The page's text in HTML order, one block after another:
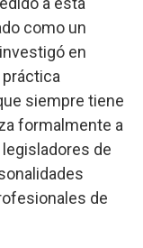
como un
en
siempre tiene
formalmente a
de
de